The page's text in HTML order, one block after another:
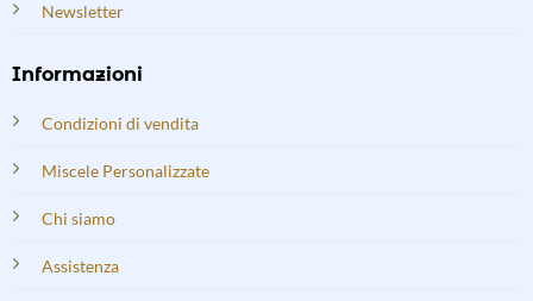
Newsletter
Informazioni
Condizioni di vendita
Miscele Personalizzate
Chi siamo
Assistenza